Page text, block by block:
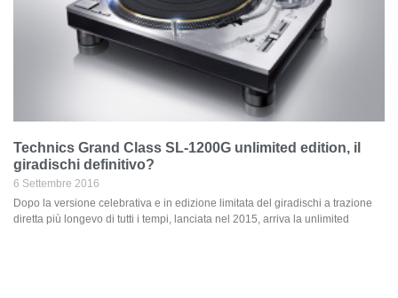
Technics Grand Class SL-1200G unlimited edition, il
giradischi definitivo?
6 Settembre 2016
Dopo la versione celebrativa e in edizione limitata del giradischi a trazione
diretta più longevo di tutti i tempi, lanciata nel 2015, arriva la unlimited